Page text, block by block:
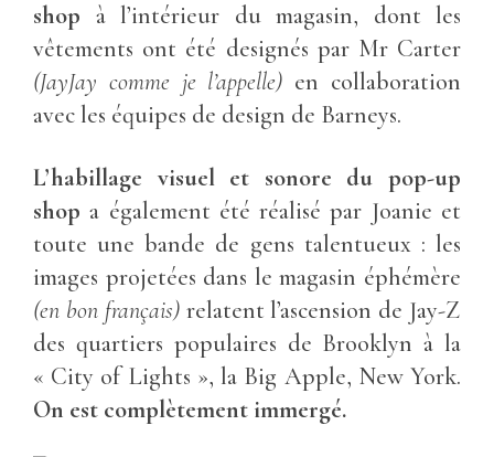
shop à l’intérieur du magasin, dont les
vêtements ont été designés par Mr Carter
(JayJay comme je l’appelle) en collaboration
avec les équipes de design de Barneys.
L’habillage visuel et sonore du pop-up
shop a également été réalisé par Joanie et
toute une bande de gens talentueux : les
images projetées dans le magasin éphémère
(en bon français)relatent l’ascension de Jay-Z
des quartiers populaires de Brooklyn à la
« City of Lights », la Big Apple, New York.
On est complètement immergé.